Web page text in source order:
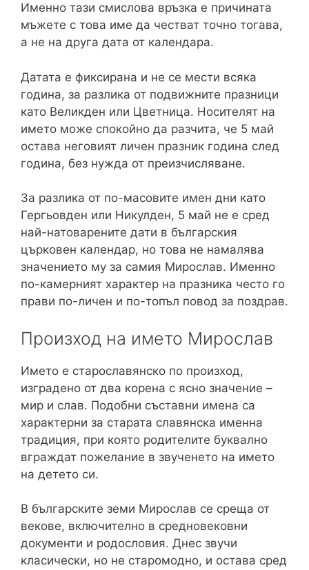
Именно тази смислова връзка е причината
мъжете с това име да честват точно тогава,
а не на друга дата от календара.
Датата е фиксирана и не се мести всяка
година, за разлика от подвижните празници
като Великден или Цветница. Носителят на
името може спокойно да разчита, че 5 май
остава неговият личен празник година след
година, без нужда от преизчисляване.
За разлика от по-масовите имен дни като
Гергьовден или Никулден, 5 май не е сред
най-натоварените дати в българския
църковен календар, но това не намалява
значението му за самия Мирослав. Именно
по-камерният характер на празника често го
прави по-личен и по-топъл повод за поздрав.
Произход на името Мирослав
Името е старославянско по произход,
изградено от два корена с ясно значение –
мир и слав. Подобни съставни имена са
характерни за старата славянска именна
традиция, при която родителите буквално
вграждат пожелание в звученето на името
на детето си.
В българските земи Мирослав се среща от
векове, включително в средновековни
документи и родословия. Днес звучи
класически, но не старомодно, и остава сред